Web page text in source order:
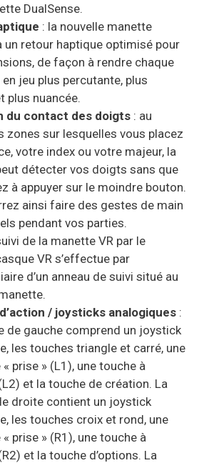
DualSense.
: la nouvelle manette
un retour haptique optimisé pour
de façon à rendre chaque
jeu plus percutante, plus
plus nuancée.
du contact des doigts : au
zones sur lesquelles vous placez
votre index ou votre majeur, la
détecter vos doigts sans que
à appuyer sur le moindre bouton.
ainsi faire des gestes de main
pendant vos parties.
de la manette VR par le
VR s’effectue par
d’un anneau de suivi situé au
/ joysticks analogiques :
de gauche comprend un joystick
les touches triangle et carré, une
prise » (L1), une touche à
et la touche de création. La
droite contient un joystick
les touches croix et rond, une
prise » (R1), une touche à
et la touche d’options. La